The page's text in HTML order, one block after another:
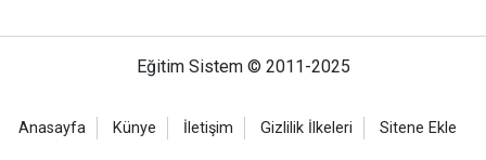
Eğitim Sistem © 2011-2025
Anasayfa Künye İletişim Gizlilik İlkeleri Sitene Ekle